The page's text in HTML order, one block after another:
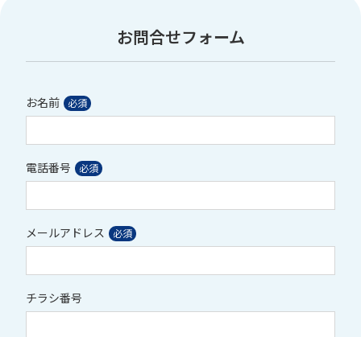
お問合せフォーム
お名前
電話番号
メールアドレス
チラシ番号